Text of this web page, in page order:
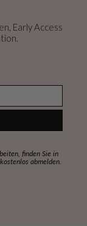
Early Access
finden Sie in
abmelden.